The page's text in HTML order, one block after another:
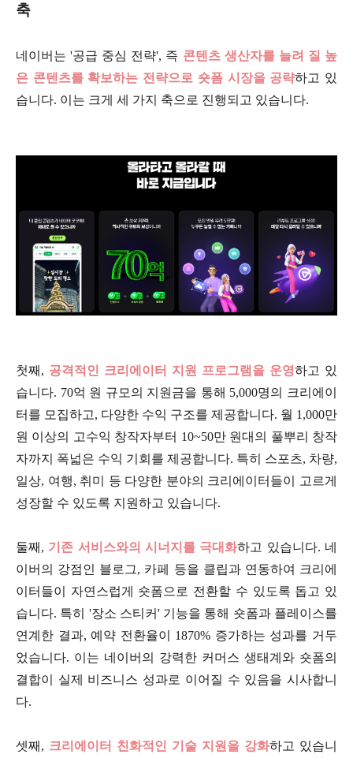
축
네이버는 '공급 중심 전략', 즉 콘텐츠 생산자를 늘려 질 높
은 콘텐츠를 확보하는 전략으로 숏폼 시장을 공략하고 있
습니다. 이는 크게 세 가지 축으로 진행되고 있습니다.
첫째, 공격적인 크리에이터 지원 프로그램을 운영하고 있
습니다. 70억 원 규모의 지원금을 통해 5,000명의 크리에이
터를 모집하고, 다양한 수익 구조를 제공합니다. 월 1,000만
원 이상의 고수익 창작자부터 10~50만 원대의 풀뿌리 창작
자까지 폭넓은 수익 기회를 제공합니다. 특히 스포츠, 차량,
일상, 여행, 취미 등 다양한 분야의 크리에이터들이 고르게
성장할 수 있도록 지원하고 있습니다.
둘째, 기존 서비스와의 시너지를 극대화하고 있습니다. 네
이버의 강점인 블로그, 카페 등을 클립과 연동하여 크리에
이터들이 자연스럽게 숏폼으로 전환할 수 있도록 돕고 있
습니다. 특히 '장소 스티커' 기능을 통해 숏폼과 플레이스를
연계한 결과, 예약 전환율이 1870% 증가하는 성과를 거두
었습니다. 이는 네이버의 강력한 커머스 생태계와 숏폼의
결합이 실제 비즈니스 성과로 이어질 수 있음을 시사합니
다.
셋째, 크리에이터 친화적인 기술 지원을 강화하고 있습니